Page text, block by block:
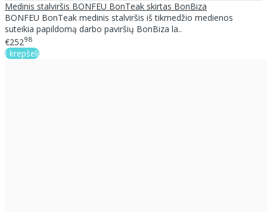
Medinis stalviršis BONFEU BonTeak skirtas BonBiza
BONFEU BonTeak medinis stalviršis iš tikmedžio medienos
suteikia papildomą darbo paviršių BonBiza la..
€25298
Į krepšelį